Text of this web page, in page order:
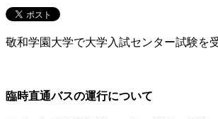
敬和学園大学で大学入試センター試験を
臨時直通バスの運行について